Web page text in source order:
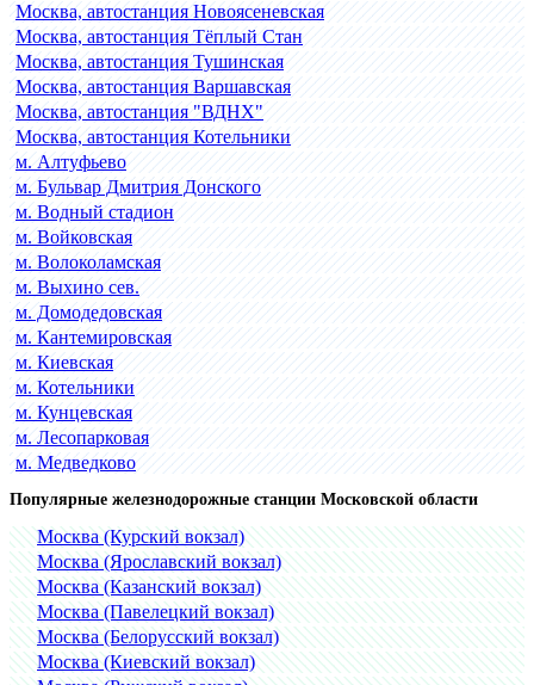
Москва, автостанция Новоясеневская
Москва, автостанция Тёплый Стан
Москва, автостанция Тушинская
Москва, автостанция Варшавская
Москва, автостанция "ВДНХ"
Москва, автостанция Котельники
м. Алтуфьево
м. Бульвар Дмитрия Донского
м. Водный стадион
м. Войковская
м. Волоколамская
м. Выхино сев.
м. Домодедовская
м. Кантемировская
м. Киевская
м. Котельники
м. Кунцевская
м. Лесопарковая
м. Медведково
Популярные железнодорожные станции Московской области
Москва (Курский вокзал)
Москва (Ярославский вокзал)
Москва (Казанский вокзал)
Москва (Павелецкий вокзал)
Москва (Белорусский вокзал)
Москва (Киевский вокзал)